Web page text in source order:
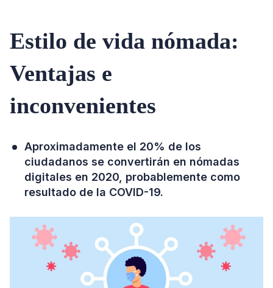
Estilo de vida nómada:
Ventajas e
inconvenientes
Aproximadamente el 20% de los
ciudadanos se convertirán en nómadas
digitales en 2020, probablemente como
resultado de la COVID-19.